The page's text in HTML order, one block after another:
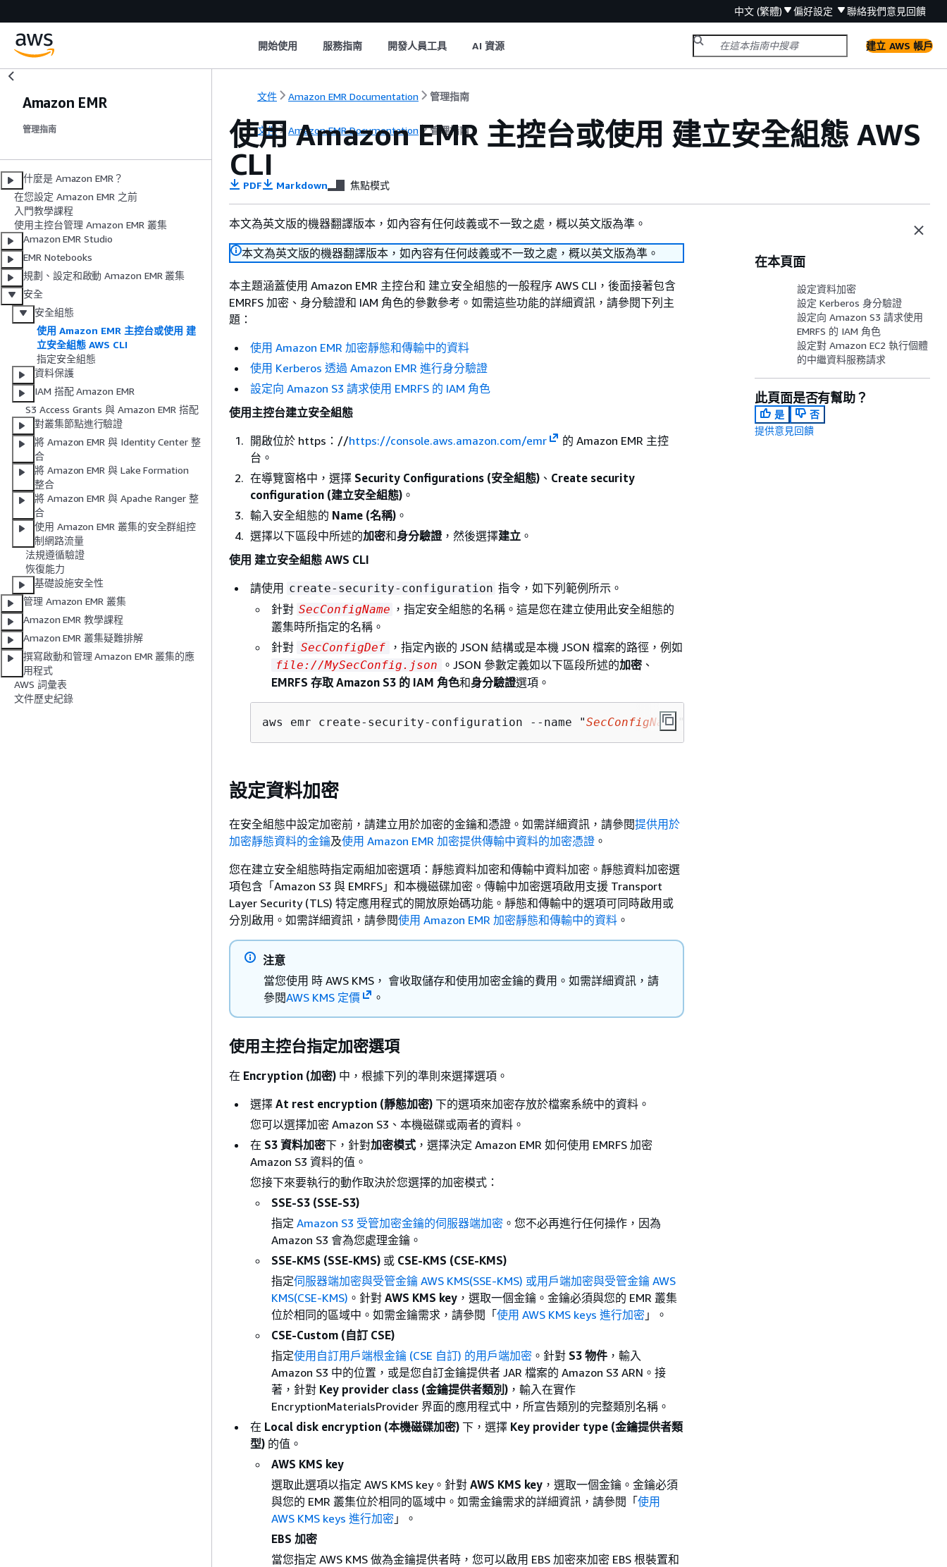
中文 (繁體) 偏好設定 聯絡我們意見回饋
開始使用 服務指南 開發人員工具 AI 資源 建立 AWS 帳戶
Amazon EMR
管理指南
什麼是 Amazon EMR？
在您設定 Amazon EMR 之前
入門教學課程
使用主控台管理 Amazon EMR 叢集
Amazon EMR Studio
EMR Notebooks
規劃、設定和啟動 Amazon EMR 叢集
安全
安全組態
使用 Amazon EMR 主控台或使用 建
立安全組態 AWS CLI
指定安全組態
資料保護
IAM 搭配 Amazon EMR
S3 Access Grants 與 Amazon EMR 搭配
對叢集節點進行驗證
將 Amazon EMR 與 Identity Center 整
合
將 Amazon EMR 與 Lake Formation
整合
將 Amazon EMR 與 Apache Ranger 整
合
使用 Amazon EMR 叢集的安全群組控
制網路流量
法規遵循驗證
恢復能力
基礎設施安全性
管理 Amazon EMR 叢集
Amazon EMR 教學課程
Amazon EMR 叢集疑難排解
撰寫啟動和管理 Amazon EMR 叢集的應
用程式
AWS 詞彙表
文件歷史紀錄
文件 Amazon EMR Documentation 管理指南
文件 Amazon EMR Documentation 管理指南
使用 Amazon EMR 主控台或使用 建立安全組態 AWS
CLI
PDF Markdown 焦點模式
本文為英文版的機器翻譯版本，如內容有任何歧義或不一致之處，概以英文版為準。
本文為英文版的機器翻譯版本，如內容有任何歧義或不一致之處，概以英文版為準。
本主題涵蓋使用 Amazon EMR 主控台和 建立安全組態的一般程序 AWS CLI，後面接著包含
EMRFS 加密、身分驗證和 IAM 角色的參數參考。如需這些功能的詳細資訊，請參閱下列主
題：
使用 Amazon EMR 加密靜態和傳輸中的資料
使用 Kerberos 透過 Amazon EMR 進行身分驗證
設定向 Amazon S3 請求使用 EMRFS 的 IAM 角色
使用主控台建立安全組態
開啟位於 https：//https://console.aws.amazon.com/emr
的 Amazon EMR 主控
台。
在導覽窗格中，選擇 Security Configurations (安全組態) 、 Create security
configuration (建立安全組態) 。
輸入安全組態的 Name (名稱) 。
選擇以下區段中所述的加密和身分驗證 ，然後選擇建立 。
使用 建立安全組態 AWS CLI
請使用 create-security-configuration 指令，如下列範例所示。
針對 SecConfigName ，指定安全組態的名稱。這是您在建立使用此安全組態的
叢集時所指定的名稱。
針對 SecConfigDef ，指定內嵌的 JSON 結構或是本機 JSON 檔案的路徑，例如
file://MySecConfig.json 。JSON 參數定義如以下區段所述的加密 、
EMRFS 存取 Amazon S3 的 IAM 角色和身分驗證選項。
aws emr create-security-configuration --name "SecConfigName
設定資料加密
在安全組態中設定加密前，請建立用於加密的金鑰和憑證。如需詳細資訊，請參閱提供用於
加密靜態資料的金鑰及使用 Amazon EMR 加密提供傳輸中資料的加密憑證 。
您在建立安全組態時指定兩組加密選項：靜態資料加密和傳輸中資料加密。靜態資料加密選
項包含「Amazon S3 與 EMRFS」和本機磁碟加密。傳輸中加密選項啟用支援 Transport
Layer Security (TLS) 特定應用程式的開放原始碼功能。靜態和傳輸中的選項可同時啟用或
分別啟用。如需詳細資訊，請參閱使用 Amazon EMR 加密靜態和傳輸中的資料 。
注意
當您使用 時 AWS KMS， 會收取儲存和使用加密金鑰的費用。如需詳細資訊，請
參閱AWS KMS 定價 。
使用主控台指定加密選項
在 Encryption (加密) 中，根據下列的準則來選擇選項。
選擇 At rest encryption (靜態加密) 下的選項來加密存放於檔案系統中的資料。
您可以選擇加密 Amazon S3、本機磁碟或兩者的資料。
在 S3 資料加密下，針對加密模式 ，選擇決定 Amazon EMR 如何使用 EMRFS 加密
Amazon S3 資料的值。
您接下來要執行的動作取決於您選擇的加密模式：
SSE-S3 (SSE-S3)
指定 Amazon S3 受管加密金鑰的伺服器端加密 。您不必再進行任何操作，因為
Amazon S3 會為您處理金鑰。
SSE-KMS (SSE-KMS) 或 CSE-KMS (CSE-KMS)
指定伺服器端加密與受管金鑰 AWS KMS(SSE-KMS) 或用戶端加密與受管金鑰 AWS
KMS(CSE-KMS) 。針對 AWS KMS key ，選取一個金鑰。金鑰必須與您的 EMR 叢集
位於相同的區域中。如需金鑰需求，請參閱「使用 AWS KMS keys 進行加密 」。
CSE-Custom (自訂 CSE)
指定使用自訂用戶端根金鑰 (CSE 自訂) 的用戶端加密 。針對 S3 物件 ，輸入
Amazon S3 中的位置，或是您自訂金鑰提供者 JAR 檔案的 Amazon S3 ARN。接
著，針對 Key provider class (金鑰提供者類別) ，輸入在實作
EncryptionMaterialsProvider 界面的應用程式中，所宣告類別的完整類別名稱。
在 Local disk encryption (本機磁碟加密) 下，選擇 Key provider type (金鑰提供者類
型) 的值。
AWS KMS key
選取此選項以指定 AWS KMS key。針對 AWS KMS key ，選取一個金鑰。金鑰必須
與您的 EMR 叢集位於相同的區域中。如需金鑰需求的詳細資訊，請參閱「使用
AWS KMS keys 進行加密 」。
EBS 加密
當您指定 AWS KMS 做為金鑰提供者時，您可以啟用 EBS 加密來加密 EBS 根裝置和
在本頁面
設定資料加密
設定 Kerberos 身分驗證
設定向 Amazon S3 請求使用
EMRFS 的 IAM 角色
設定對 Amazon EC2 執行個體
的中繼資料服務請求
此頁面是否有幫助？
是
否
提供意見回饋